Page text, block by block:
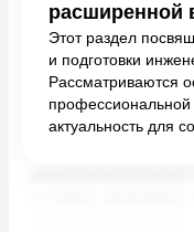
расширенной
Этот раздел
и подготовки
Рассматриваются
профессиональной
актуальность для